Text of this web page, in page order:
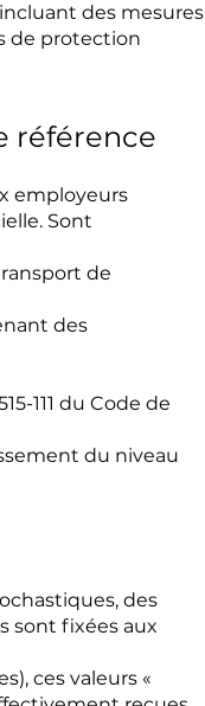
des mesures
de protection
référence
employeurs
Sont
de
des
111 du Code de
du niveau
des
sont fixées aux
ces valeurs «